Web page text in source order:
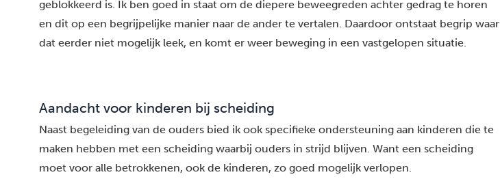
geblokkeerd is. Ik ben goed in staat om de diepere beweegreden achter gedrag te horen
en dit op een begrijpelijke manier naar de ander te vertalen. Daardoor ontstaat begrip waar
dat eerder niet mogelijk leek, en komt er weer beweging in een vastgelopen situatie.
Aandacht voor kinderen bij scheiding
Naast begeleiding van de ouders bied ik ook specifieke ondersteuning aan kinderen die te
maken hebben met een scheiding waarbij ouders in strijd blijven. Want een scheiding
moet voor alle betrokkenen, ook de kinderen, zo goed mogelijk verlopen.